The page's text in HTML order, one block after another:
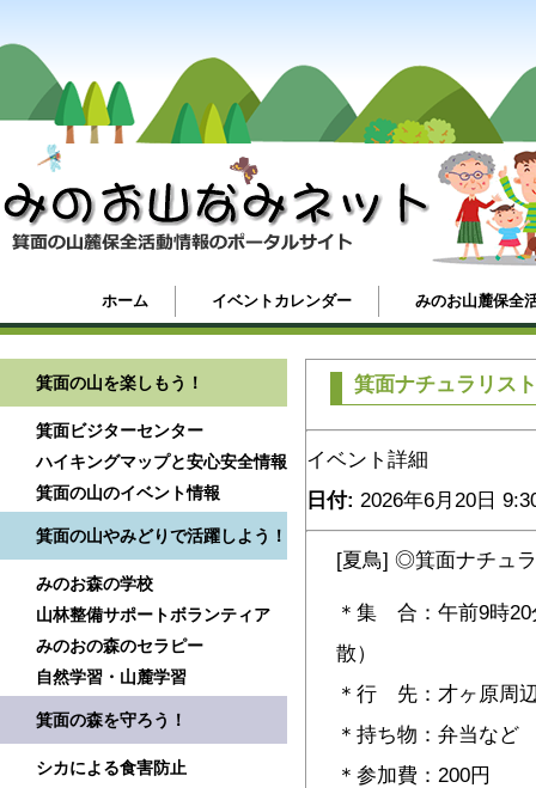
ホーム イベントカレンダー みのお山麓保全
箕面の山を楽しもう！
箕面ビジターセンター
ハイキングマップと安心安全情報
箕面の山のイベント情報
箕面の山やみどりで活躍しよう！
みのお森の学校
山林整備サポートボランティア
みのおの森のセラピー
自然学習・山麓学習
箕面の森を守ろう！
シカによる食害防止
箕面ナチュラリス
イベント詳細
日付: 2026年6月20日
[夏鳥] ◎箕面ナチュ
＊集 合：午前9時20
散
＊行 先：才ヶ原周
＊持ち物：弁当など
＊参加費：200円